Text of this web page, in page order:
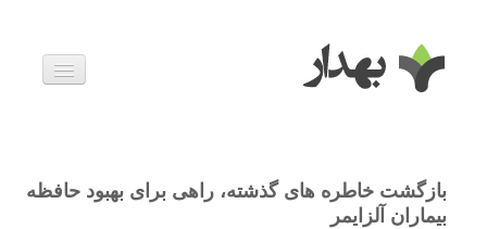
زندگی سالم
خانواده و بارداری
بازگشت خاطره های گذشته، راهی برای بهبود حافظه
بیماران آلزایمر